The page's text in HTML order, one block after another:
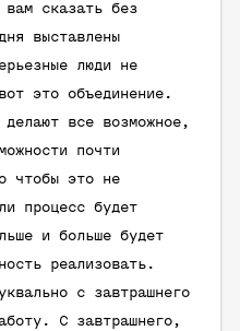
сказать без
выставлены
люди не
это объединение.
все возможное,
почти
чтобы это не
процесс будет
и больше будет
реализовать.
с завтрашнего
С завтрашнего,